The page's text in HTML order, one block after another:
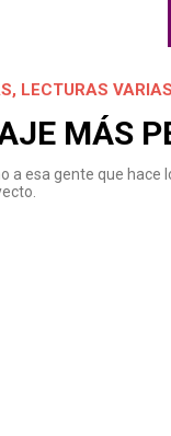
, LECTURAS VARIAS
MÁS
a esa gente que